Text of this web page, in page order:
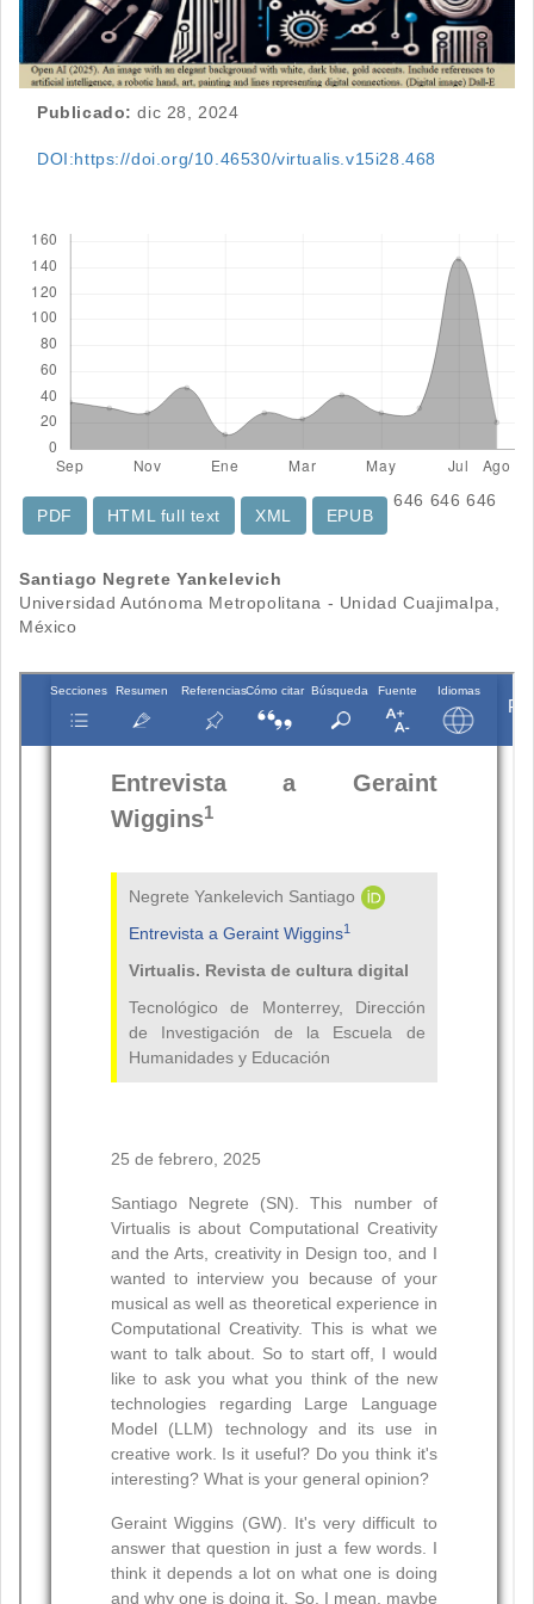
Publicado: dic 28, 2024
DOI:https://doi.org/10.46530/virtualis.v15i28.468
646
PDF
646
HTML full text
XML
646
EPUB
Contenido
principal
del
artículo
Santiago Negrete Yankelevich
Universidad Autónoma Metropolitana - Unidad Cuajimalpa,
México